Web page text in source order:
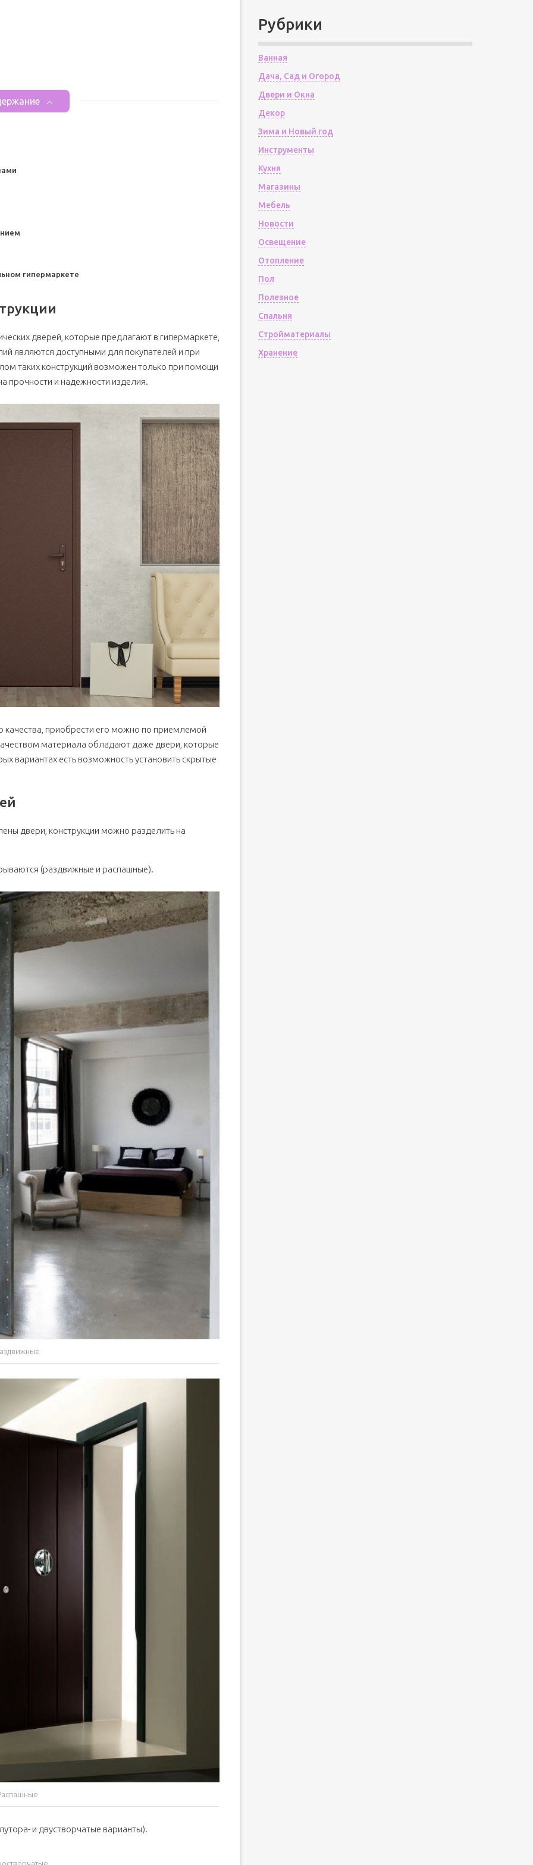
гипермаркете
дверей, которые предлагают в гипермаркете,
являются доступными для покупателей и при
таких конструкций возможен только при помощи
прочности и надежности изделия.
качества, приобрести его можно по приемлемой
материала обладают даже двери, которые
вариантах есть возможность установить скрытые
двери, конструкции можно разделить на
(раздвижные и распашные).
и двустворчатые варианты).
Рубрики
Ванная
Дача, Сад и Огород
Двери и Окна
Декор
Зима и Новый год
Инструменты
Кухня
Магазины
Мебель
Новости
Освещение
Отопление
Пол
Полезное
Спальня
Стройматериалы
Хранение